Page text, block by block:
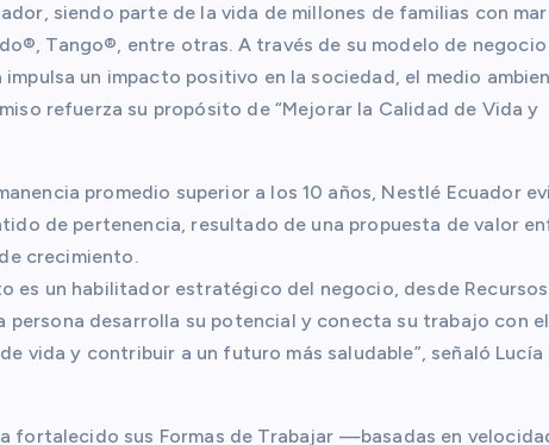
siendo parte de la vida de millones de familias con
Tango®, entre otras. A través de su modelo de
un impacto positivo en la sociedad, el medio
refuerza su propósito de “Mejorar la Calidad de Vida y
promedio superior a los 10 años, Nestlé Ecuador
de pertenencia, resultado de una propuesta de valor
crecimiento.
es un habilitador estratégico del negocio, desde Recursos
persona desarrolla su potencial y conecta su trabajo con el
vida y contribuir a un futuro más saludable”, señaló Lucía
fortalecido sus Formas de Trabajar —basadas en